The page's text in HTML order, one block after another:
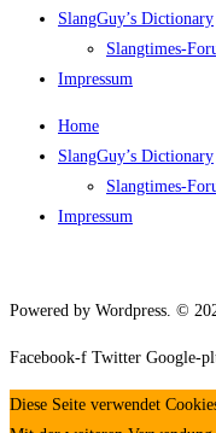
SlangGuy’s Dic­tion­a­ry
Slang­times-
Impres­sum
Home
SlangGuy’s Dic­tion­a­ry
Slang­times-
Impres­sum
Powered by Wordpress. ©
Facebook-f Twitter Google-
Diese Seite verwendet